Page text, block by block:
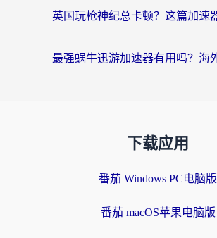
下载应用
番茄 Windows PC电脑版
番茄 macOS苹果电脑版